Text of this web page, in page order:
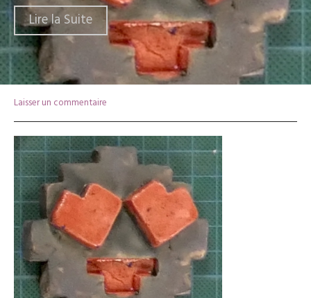
Lire la Suite
Laisser un commentaire